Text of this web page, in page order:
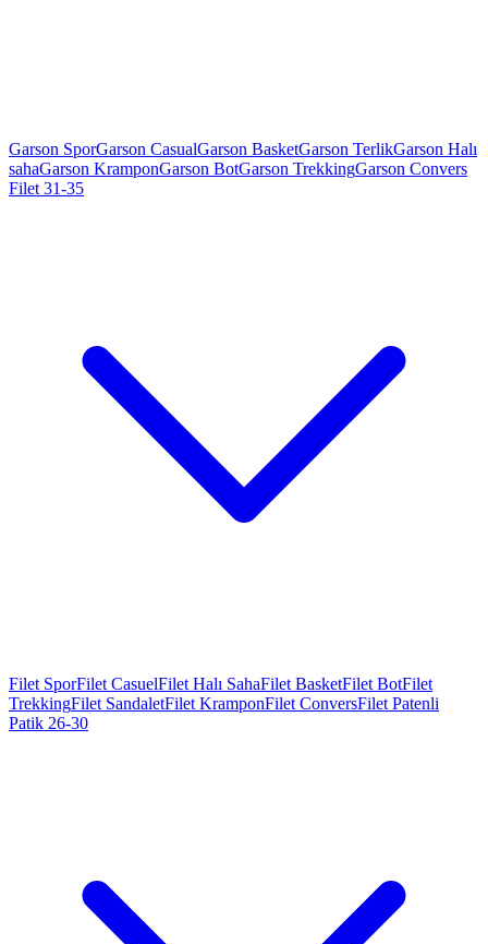
Garson SporGarson CasualGarson BasketGarson TerlikGarson Halı
sahaGarson KramponGarson BotGarson TrekkingGarson Convers
Filet 31-35
Filet SporFilet CasuelFilet Halı SahaFilet BasketFilet BotFilet
TrekkingFilet SandaletFilet KramponFilet ConversFilet Patenli
Patik 26-30